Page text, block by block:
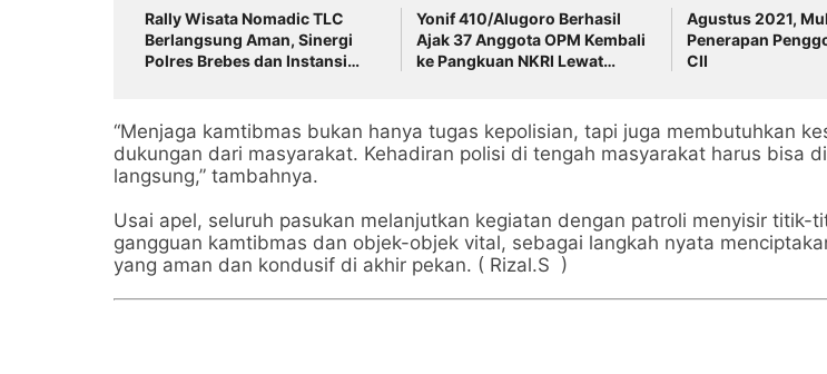
Rally Wisata Nomadic TLC
Berlangsung Aman, Sinergi
Polres Brebes dan Instansi
Yonif 410/Alugoro Berhasil
Ajak 37 Anggota OPM Kembali
ke Pangkuan NKRI Lewat
Agustus 2021,
Penerapan
CII
“Menjaga kamtibmas bukan hanya tugas kepolisian, tapi juga membutuhkan
dukungan dari masyarakat. Kehadiran polisi di tengah masyarakat harus bisa
langsung,” tambahnya.
Usai apel, seluruh pasukan melanjutkan kegiatan dengan patroli menyisir titik-
gangguan kamtibmas dan objek-objek vital, sebagai langkah nyata
yang aman dan kondusif di akhir pekan. ( Rizal.S )